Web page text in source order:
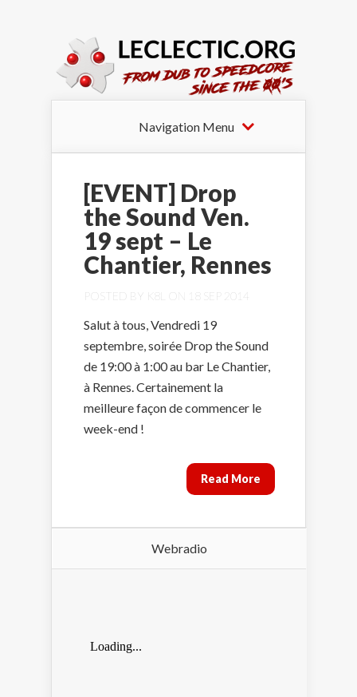
Navigation Menu
[EVENT] Drop
the Sound Ven.
19 sept – Le
Chantier, Rennes
POSTED BY K8L ON 18 SEP 2014
Salut à tous, Vendredi 19
septembre, soirée Drop the Sound
de 19:00 à 1:00 au bar Le Chantier,
à Rennes. Certainement la
meilleure façon de commencer le
week-end !
Read More
Webradio